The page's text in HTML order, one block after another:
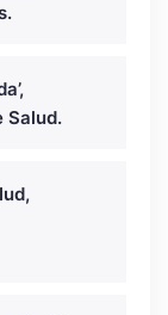
Salud.